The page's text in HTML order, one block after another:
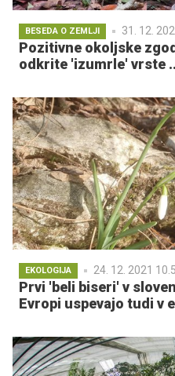
BESEDA O ZEMLJI 31. 12.
Pozitivne okoljske
odkrite 'izumrle' vrste
EKOLOGIJA 24. 12. 2021
Prvi 'beli biseri' v
Evropi uspevajo tudi v